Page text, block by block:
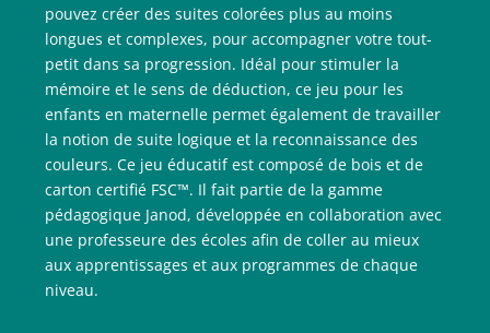
pouvez créer des suites colorées plus au moins
longues et complexes, pour accompagner votre tout-
petit dans sa progression. Idéal pour stimuler la
mémoire et le sens de déduction, ce jeu pour les
enfants en maternelle permet également de travailler
la notion de suite logique et la reconnaissance des
couleurs. Ce jeu éducatif est composé de bois et de
carton certifié FSC™. Il fait partie de la gamme
pédagogique Janod, développée en collaboration avec
une professeure des écoles afin de coller au mieux
aux apprentissages et aux programmes de chaque
niveau.